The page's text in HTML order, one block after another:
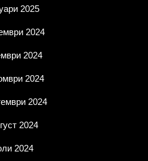
2025
2024
2024
2024
2024
2024
2024